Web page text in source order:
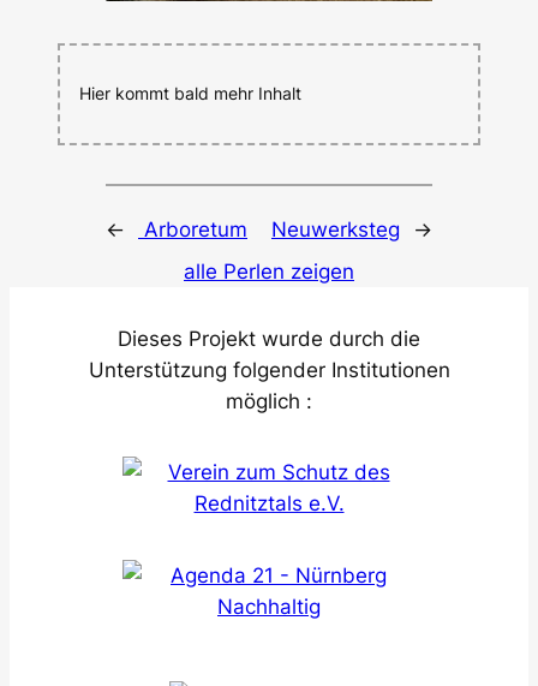
Hier kommt bald mehr Inhalt
← Arboretum Neuwerksteg
→
alle Perlen zeigen
Dieses Projekt wurde durch die
Unterstützung folgender Institutionen
möglich :